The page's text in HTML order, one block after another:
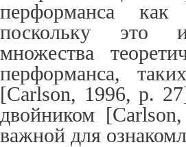
перформанса как
поскольку это
множества
перформанса,
[Carlson, 1996, p.
двойником
важной для